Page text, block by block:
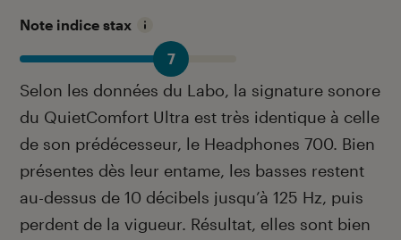
Note indice stax
7
Selon les données du Labo, la signature sonore
du QuietComfort Ultra est très identique à celle
de son prédécesseur, le Headphones 700. Bien
présentes dès leur entame, les basses restent
au-dessus de 10 décibels jusqu’à 125 Hz, puis
perdent de la vigueur. Résultat, elles sont bien